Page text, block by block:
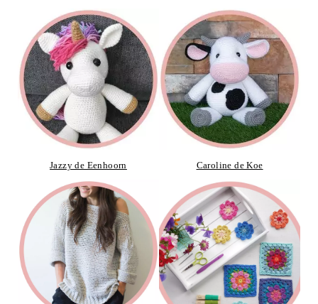
Jazzy de Eenhoorn Caroline de Koe